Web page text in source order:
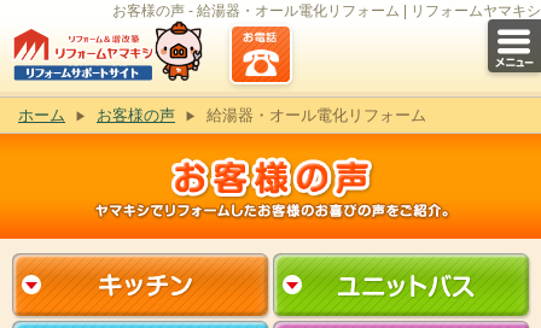
お客様の声 - 給湯器・オール電化リフォーム | リフォームヤマキシ
ホーム お客様の声 給湯器・オール電化リフォーム